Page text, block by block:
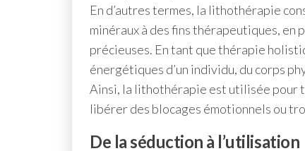
En d’autres termes, la lithothérapie
minéraux à des fins thérapeutiques,
précieuses. En tant que thérapie
énergétiques d’un individu, du corps
Ainsi, la lithothérapie est utilisée pour
libérer des blocages émotionnels ou
De la séduction à l’utilisation